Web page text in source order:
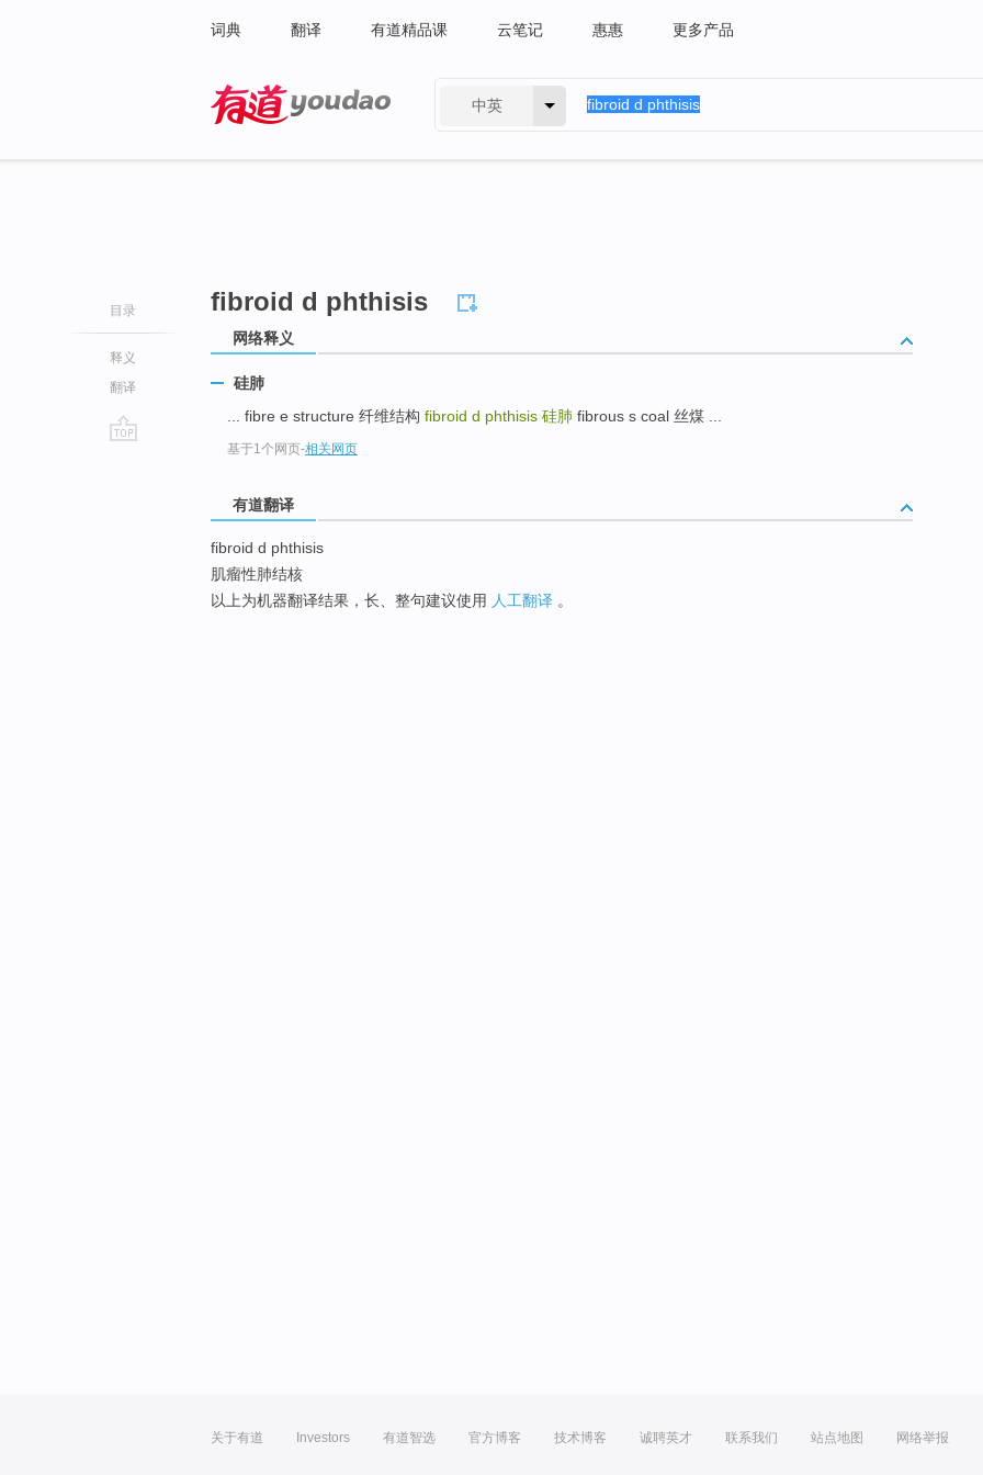
词典 翻译 有道精品课 云笔记 惠惠 更多产品
中英
目录
释义
翻译
fibroid d phthisis
网络释义
硅肺
... fibre e structure 纤维结构 fibroid d phthisis 硅肺 fibrous s coal 丝煤 ...
基于1个网页-相关网页
有道翻译
fibroid d phthisis
肌瘤性肺结核
以上为机器翻译结果，长、整句建议使用 人工翻译 。
关于有道 Investors 有道智选 官方博客 技术博客 诚聘英才 联系我们 站点地图 网络举报